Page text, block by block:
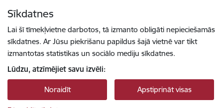
Sīkdatnes
Lai šī tīmekļvietne darbotos, tā izmanto obligāti nepieciešamās
sīkdatnes. Ar Jūsu piekrišanu papildus šajā vietnē var tikt
izmantotas statistikas un sociālo mediju sīkdatnes.
Lūdzu, atzīmējiet savu izvēli:
Noraidīt Apstiprināt visas